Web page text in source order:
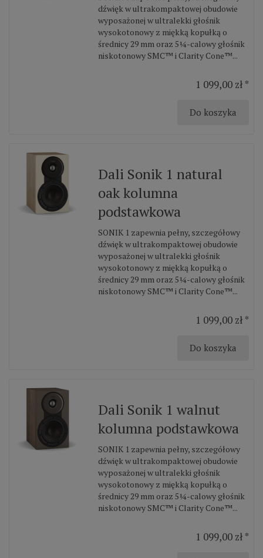
dźwięk w ultrakompaktowej obudowie
wyposażonej w ultralekki głośnik
wysokotonowy z miękką kopułką o
średnicy 29 mm oraz 5¼-calowy głośnik
niskotonowy SMC™ i Clarity Cone™...
1 099,00 zł *
Do koszyka
Dali Sonik 1 natural
oak kolumna
podstawkowa
SONIK 1 zapewnia pełny, szczegółowy
dźwięk w ultrakompaktowej obudowie
wyposażonej w ultralekki głośnik
wysokotonowy z miękką kopułką o
średnicy 29 mm oraz 5¼-calowy głośnik
niskotonowy SMC™ i Clarity Cone™...
1 099,00 zł *
Do koszyka
Dali Sonik 1 walnut
kolumna podstawkowa
SONIK 1 zapewnia pełny, szczegółowy
dźwięk w ultrakompaktowej obudowie
wyposażonej w ultralekki głośnik
wysokotonowy z miękką kopułką o
średnicy 29 mm oraz 5¼-calowy głośnik
niskotonowy SMC™ i Clarity Cone™...
1 099,00 zł *